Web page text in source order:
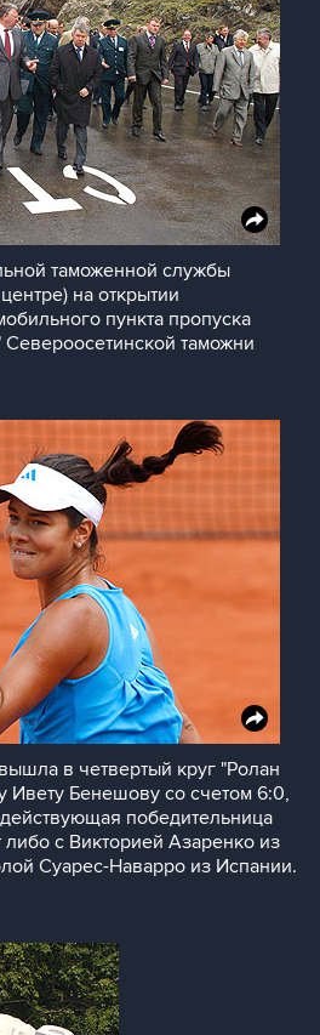
таможенной службы
на открытии
пункта пропуска
таможни
в четвертый круг "Ролан
Ивету Бенешову со счетом 6:0,
победительница
либо с Викторией Азаренко из
Суарес-Наварро из Испании.